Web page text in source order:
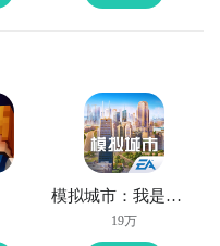
候开放下载，什么时
讨论和提问题，我们
模拟城市：我是市长
19万